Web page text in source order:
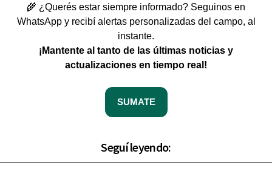
🌾 ¿Querés estar siempre informado? Seguinos en
WhatsApp y recibí alertas personalizadas del campo, al
instante.
¡Mantente al tanto de las últimas noticias y
actualizaciones en tiempo real!
SUMATE
Seguí leyendo: